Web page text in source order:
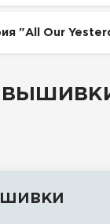
"All Our